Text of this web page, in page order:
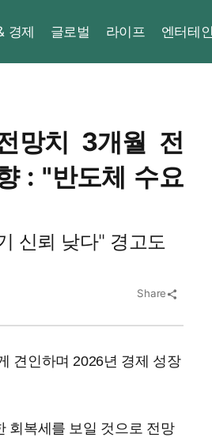
경제 글로벌 라이프 엔터테
망치 3개월 전
: "반도체 수요
신뢰 낮다" 경고도
Share share
견인하며 2026년 경제 성장
회복세를 보일 것으로 전망